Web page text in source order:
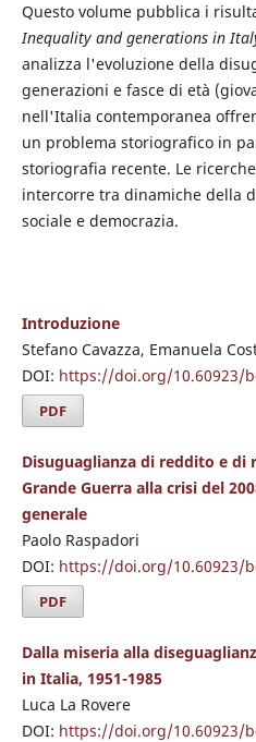
Questo volume pubblica i
Inequality and generations in
analizza l'evoluzione della
generazioni e fasce di età
nell'Italia contemporanea
un problema storiografico in
storiografia recente. Le
intercorre tra dinamiche della
sociale e democrazia.
Introduzione
Stefano Cavazza, Emanuela
DOI: https://doi.org/10.60923/
PDF
Disuguaglianza di reddito e di
Grande Guerra alla crisi del
generale
Paolo Raspadori
DOI: https://doi.org/10.60923/
PDF
Dalla miseria alla
in Italia, 1951-1985
Luca La Rovere
DOI: https://doi.org/10.60923/